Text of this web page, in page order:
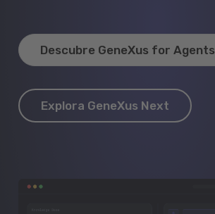
Descubre GeneXus for Agents
Explora GeneXus Next